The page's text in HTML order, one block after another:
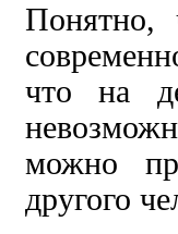
Понятно,
что на
можно
другого